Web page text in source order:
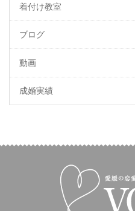
着付け教室
ブログ
動画
成婚実績